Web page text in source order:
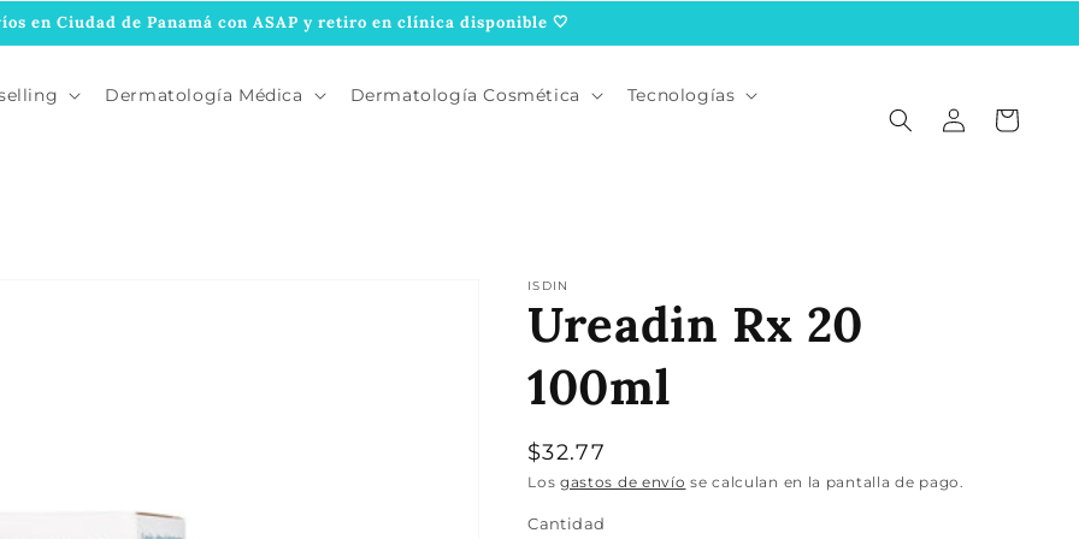
en Ciudad de Panamá con ASAP y retiro en clínica disponible 🤍
Dermatología Médica Dermatología Cosmética Tecnologías
Iniciar
sesión
Carrito
ISDIN
Ureadin Rx 20
100ml
Precio
habitual
$32.77
Los gastos de envío se calculan en la pantalla de pago.
Cantidad